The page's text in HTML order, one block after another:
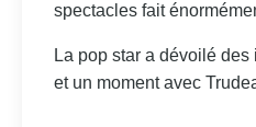
spectacles fait
La pop star a dévoilé
et un moment avec